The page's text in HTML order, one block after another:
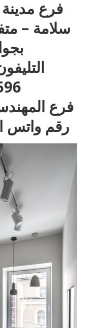
سلامة –
فرع المهندسين :
رقم واتس اب :